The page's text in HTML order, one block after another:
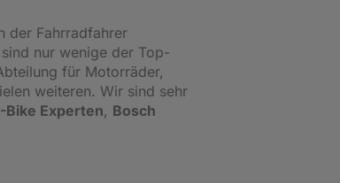
der Fahrradfahrer
sind nur wenige der Top-
für Motorräder,
weiteren. Wir sind sehr
Bike Experten, Bosch